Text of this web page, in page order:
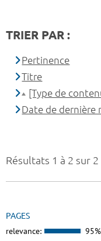
Résultats 1 à 2 sur
PAGES
relevance: 95%
TRIER PAR :
Pertinence
Titre
[Type de
Date de dernière